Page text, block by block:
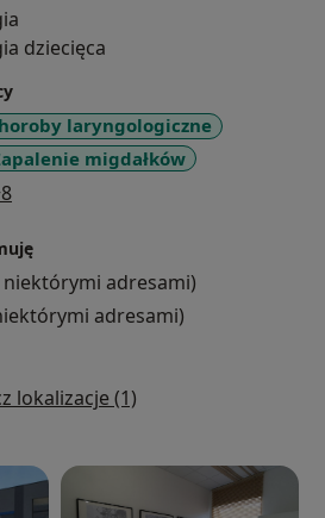
zawodowej uczestniczę w
naukowych Polskiego
i Chirurgów Głowy i
dziecięca
laryngologiczne
migdałków
a11y_sr_more_diseases
adresami)
adresami)
lokalizacje (1)